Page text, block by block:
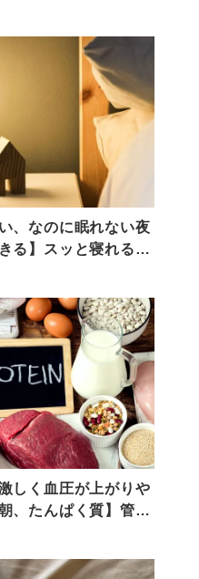
、なのに眠れない夜
る】スッと寝れる魔
しく血圧が上がりや
、たんぱく質】管理